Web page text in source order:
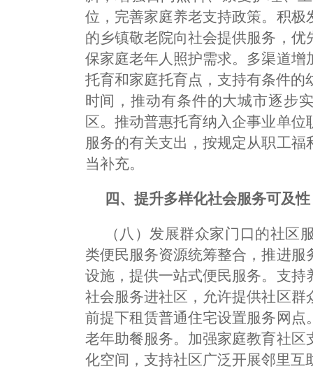
位，完善家庭养老支持政策。积
的乡镇敬老院向社会提供服务，
保家庭老年人照护需求。多渠道
托育和家庭托育点，支持有条件
时间，推动有条件的大城市逐步
区。推动普惠托育纳入企事业单
服务的有关支出，按规定从职工
当补充。
四、提升多样化社会服务可及性
（八）发展群众家门口的社区
类便民服务资源统筹整合，推进
设施，提供一站式便民服务。支
社会服务进社区，允许提供社区
前提下租赁普通住宅设置服务网
老年助餐服务。加强家庭教育社
化空间，支持社区广泛开展邻里互